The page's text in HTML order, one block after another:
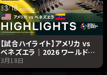
【試合ハイライト】アメリカ vs
ベネズエラ｜2026 ワールドベ
ースボールクラシック |
Netflix Japan
3月18日